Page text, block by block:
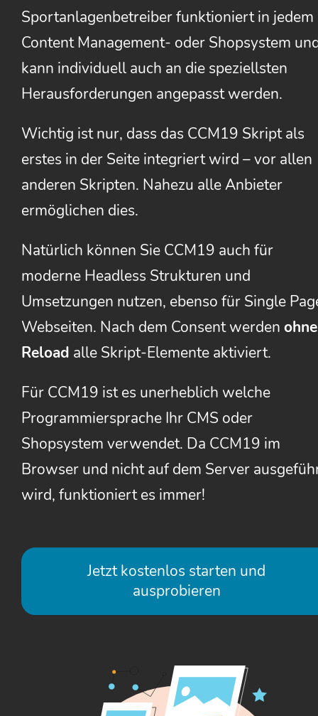
Sportanlagenbetreiber funktioniert in jedem
Content Management- oder Shopsystem
kann individuell auch an die speziellsten
Herausforderungen angepasst werden.
Wichtig ist nur, dass das CCM19 Skript als
erstes in der Seite integriert wird – vor allen
anderen Skripten. Nahezu alle Anbieter
ermöglichen dies.
Natürlich können Sie CCM19 auch für
moderne Headless Strukturen und
Umsetzungen nutzen, ebenso für Single
Webseiten. Nach dem Consent werden ohne
Reload alle Skript-Elemente aktiviert.
Für CCM19 ist es unerheblich welche
Programmiersprache Ihr CMS oder
Shopsystem verwendet. Da CCM19 im
Browser und nicht auf dem Server
wird, funktioniert es immer!
Jetzt kostenlos starten und
ausprobieren